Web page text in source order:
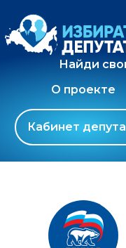
Найди
О проекте
Кабинет